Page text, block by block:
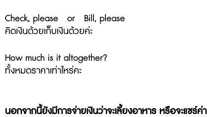
Check, please or Bill, please
คิดเงินด้วยเก็บเงินด้วยค่ะ
How much is it altogether?
ทั้งหมดราคาเท่าไหร่คะ
นอกจากนี้ยังมีการจ่ายเงินว่าจะเลี้ยงอาหาร หรือจะแชร์ค่า